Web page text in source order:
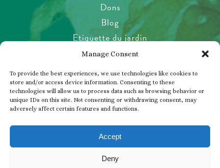
Manage Consent
To provide the best experiences, we use technologies like cookies to
store and/or access device information. Consenting to these
technologies will allow us to process data such as browsing behavior or
unique IDs on this site. Not consenting or withdrawing consent, may
adversely affect certain features and functions.
Accept
Deny
Dons
Blog
Etiquette du jardin
Santé et sécurité
Politique relative aux animaux de
compagnie
Politique de confidentialité
Accord des visiteurs
Photos, vidéos et tournage
© 2026 THE BUTCHART GARDENS